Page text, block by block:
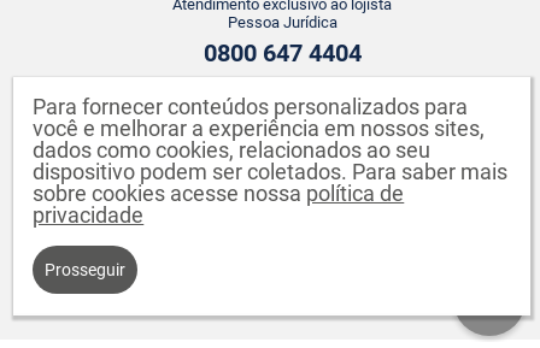
ATENDIMENTO WHATSAPP
+55 43 3142-2149
Atendimento exclusivo ao lojista
Pessoa Jurídica
0800 647 4404
Karsten S.A. CNPJ: 82.640.558/0001-04. Endereço: Rua Johann Karsten,
Para fornecer conteúdos personalizados para
você e melhorar a experiência em nossos sites,
dados como cookies, relacionados ao seu
dispositivo podem ser coletados. Para saber mais
sobre cookies acesse nossa política de
privacidade
Prosseguir